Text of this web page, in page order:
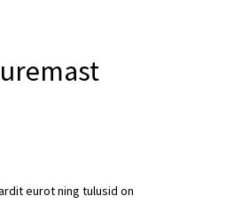
eurot ning tulusid on